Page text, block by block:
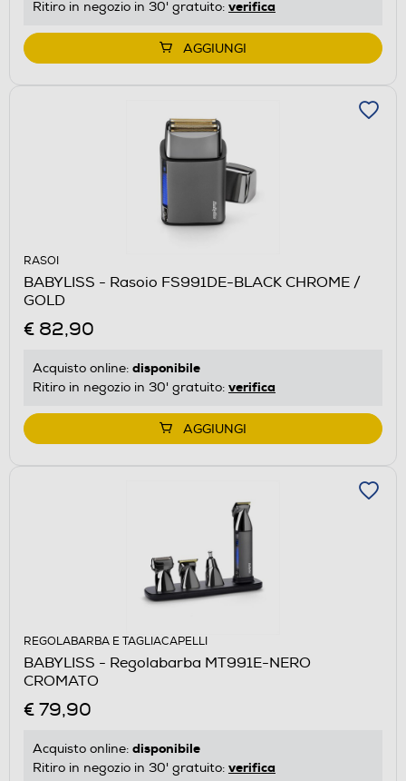
Ritiro in negozio in 30' gratuito: verifica
AGGIUNGI
RASOI
BABYLISS - Rasoio FS991DE-BLACK CHROME /
GOLD
€ 82,90
Acquisto online: disponibile
Ritiro in negozio in 30' gratuito: verifica
AGGIUNGI
REGOLABARBA E TAGLIACAPELLI
BABYLISS - Regolabarba MT991E-NERO
CROMATO
€ 79,90
Acquisto online: disponibile
Ritiro in negozio in 30' gratuito: verifica